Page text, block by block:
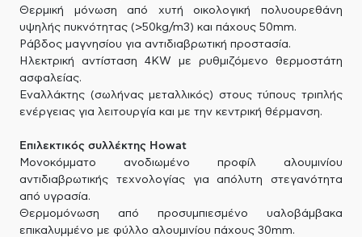
Θερμική μόνωση από χυτή οικολογική πολυουρεθάνη
υψηλής πυκνότητας (>50kg/m3) και πάχους 50mm.
Ράβδος μαγνησίου για αντιδιαβρωτική προστασία.
Ηλεκτρική αντίσταση 4KW με ρυθμιζόμενο θερμοστάτη
ασφαλείας.
Εναλλάκτης (σωλήνας μεταλλικός) στους τύπους τριπλής
ενέργειας για λειτουργία και με την κεντρική θέρμανση.
Επιλεκτικός συλλέκτης Howat
Μονοκόμματο ανοδιωμένο προφίλ αλουμινίου
αντιδιαβρωτικής τεχνολογίας για απόλυτη στεγανότητα
από υγρασία.
Θερμομόνωση από προσυμπιεσμένο υαλοβάμβακα
επικαλυμμένο με φύλλο αλουμινίου πάχους 30mm.